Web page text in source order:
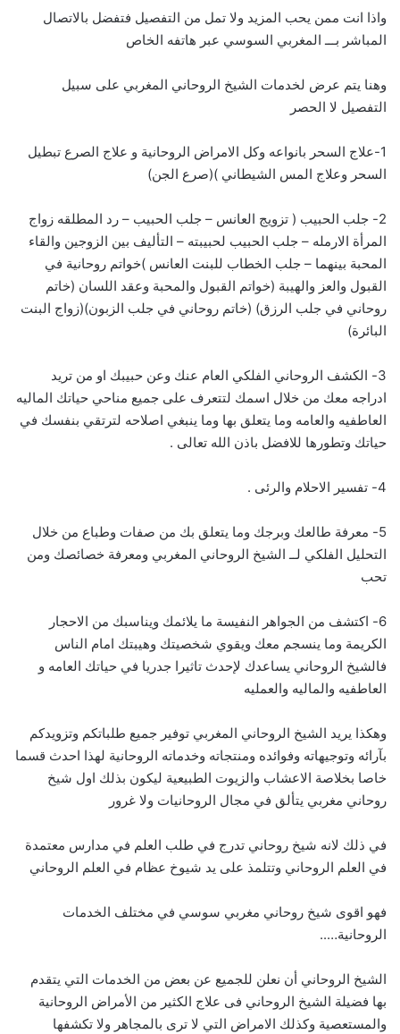
واذا انت ممن يحب المزيد ولا تمل من التفصيل فتفضل بالاتصال
المباشر بـــ المغربي السوسي عبر هاتفه الخاص
وهنا يتم عرض لخدمات الشيخ الروحاني المغربي على سبيل
التفصيل لا الحصر
1-علاج السحر بانواعه وكل الامراض الروحانية و علاج الصرع تبطيل
السحر وعلاج المس الشيطاني )(صرع الجن)
2- جلب الحبيب ( تزويج العانس – جلب الحبيب – رد المطلقه زواج
المرأة الارمله – جلب الحبيب لحبيبته – التأليف بين الزوجين والقاء
المحبة بينهما – جلب الخطاب للبنت العانس )خواتم روحانية في
القبول والعز والهيبة (خواتم القبول والمحبة وعقد اللسان (خاتم
روحاني في جلب الرزق) (خاتم روحاني في جلب الزبون)(زواج البنت
البائرة)
3- الكشف الروحاني الفلكي العام عنك وعن حبيبك او من تريد
ادراجه معك من خلال اسمك لتتعرف على جميع مناحي حياتك الماليه
العاطفيه والعامه وما يتعلق بها وما ينبغي اصلاحه لترتقي بنفسك في
حياتك وتطورها للافضل باذن الله تعالى .
4- تفسير الاحلام والرئى .
5- معرفة طالعك وبرجك وما يتعلق بك من صفات وطباع من خلال
التحليل الفلكي لــ الشيخ الروحاني المغربي ومعرفة خصائصك ومن
تحب
6- اكتشف من الجواهر النفيسة ما يلائمك ويناسبك من الاحجار
الكريمة وما ينسجم معك ويقوي شخصيتك وهيبتك امام الناس
فالشيخ الروحاني يساعدك لإحدث تاثيرا جدريا في حياتك العامه و
العاطفيه والماليه والعمليه
وهكذا يريد الشيخ الروحاني المغربي توفير جميع طلباتكم وتزويدكم
بآرائه وتوجيهاته وفوائده ومنتجاته وخدماته الروحانية لهذا احدث قسما
خاصا بخلاصة الاعشاب والزيوت الطبيعية ليكون بذلك اول شيخ
روحاني مغربي يتألق في مجال الروحانيات ولا غرور
في ذلك لانه شيخ روحاني تدرج في طلب العلم في مدارس معتمدة
في العلم الروحاني وتتلمذ على يد شيوخ عظام في العلم الروحاني
فهو اقوى شيخ روحاني مغربي سوسي في مختلف الخدمات
الروحانية…..
الشيخ الروحاني أن نعلن للجميع عن بعض من الخدمات التي يتقدم
بها فضيلة الشيخ الروحاني فى علاج الكثير من الأمراض الروحانية
والمستعصية وكذلك الامراض التي لا ترى بالمجاهر ولا تكشفها